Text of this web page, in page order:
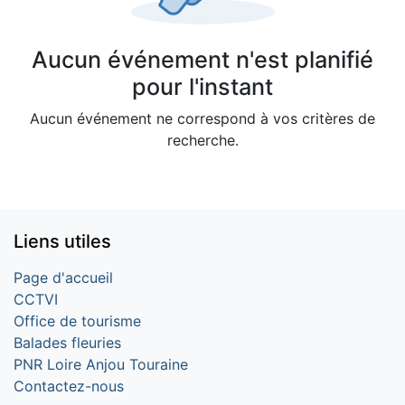
Aucun événement n'est planifié
pour l'instant
Aucun événement ne correspond à vos critères de
recherche.
Liens utiles
Page d'accueil
CCTVI
Office de tourisme
Balades fleuries
PNR Loire Anjou Touraine
Contactez-nous